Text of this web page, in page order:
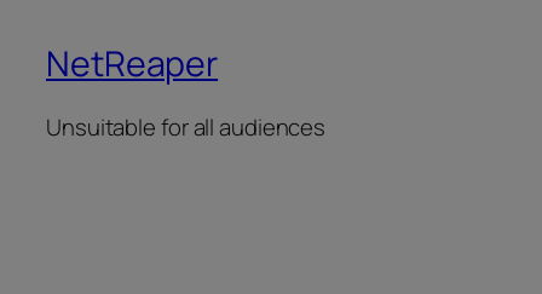
NetReaper
Unsuitable for all audiences